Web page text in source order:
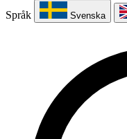
Språk
Svenska